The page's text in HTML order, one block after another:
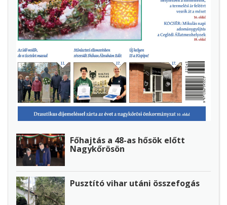
Főhajtás a 48-as hősök előtt
Nagykőrösön
Pusztító vihar utáni összefogás